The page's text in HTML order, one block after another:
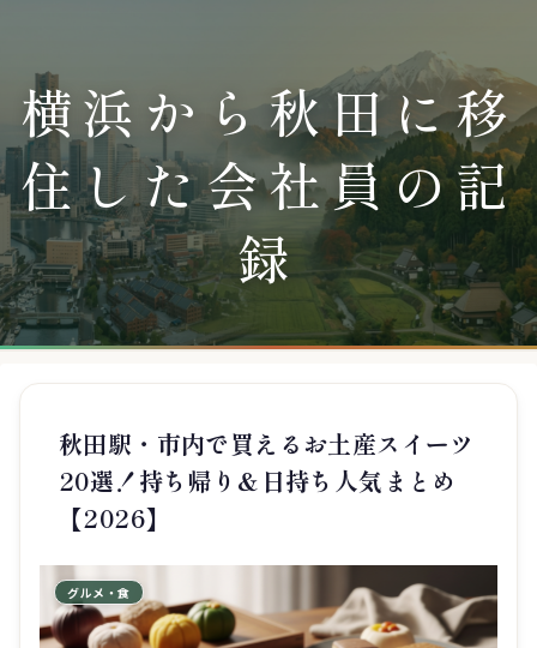
横浜から秋田に移
住した会社員の記
録
秋田駅・市内で買えるお土産スイーツ
20選！持ち帰り＆日持ち人気まとめ
【2026】
グルメ・食